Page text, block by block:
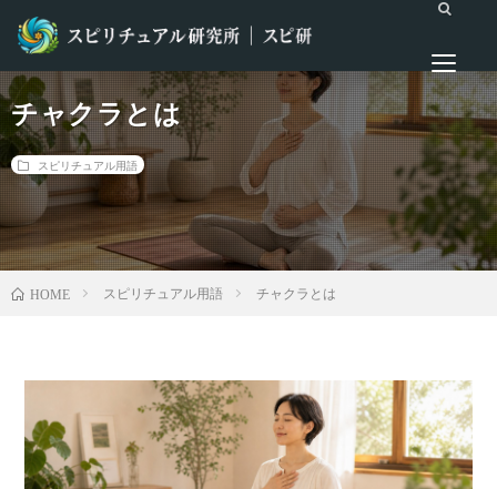
チャクラとは
スピリチュアル用語
HOME スピリチュアル用語 チャクラとは